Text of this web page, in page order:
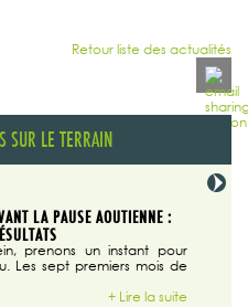
Retour liste des actualités
SUR LE TERRAIN
LA PAUSE AOUTIENNE :
prenons un instant pour
Les sept premiers mois de
+ Lire la suite
29/07/